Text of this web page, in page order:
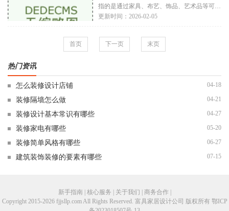
指的是通过家具、布艺、饰品、艺术品等可移
动的物品来对空间进行装饰与布局。与硬装
活，
更新时间：2026-02-05
首页 下一页 末页
热门资讯
怎么装修设计店铺 04-18
装修隔墙怎么做 04-21
装修设计基本常识有哪些 04-27
装修家电有哪些 05-20
装修简单风格有哪些 06-27
建筑装饰装修的要素有哪些 07-15
新手指南 | 核心服务 | 关于我们 | 商务合作 |
Copyright 2015-2026 fjjsllp.com All Rights Reserved. 富具家居设计公司 版权所有 鄂ICP